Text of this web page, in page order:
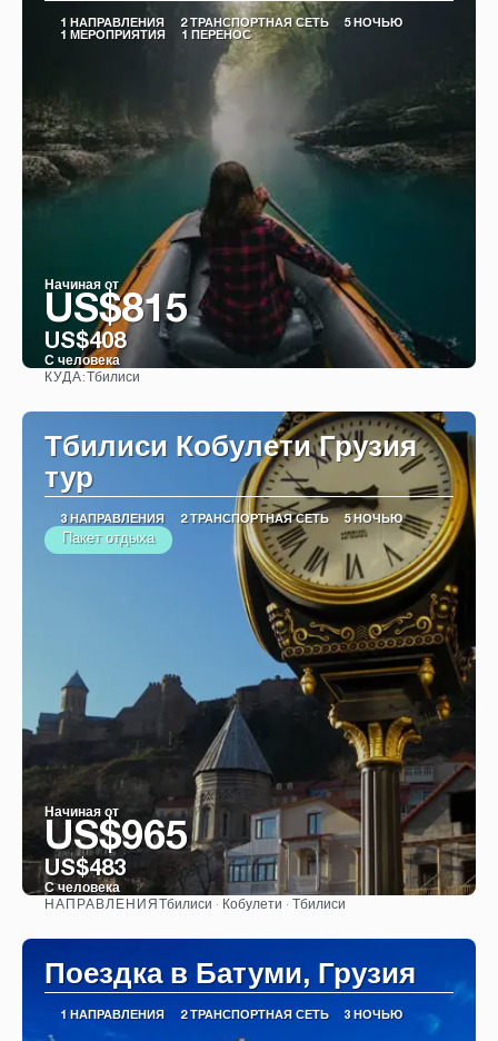
1 НАПРАВЛЕНИЯ 2 ТРАНСПОРТНАЯ СЕТЬ
5 НОЧЬЮ
1 МЕРОПРИЯТИЯ
1 ПЕРЕНОС
Начиная от
US$815
US$408
С человека
КУДА: Тбилиси
Тбилиси Кобулети Грузия
тур
3 НАПРАВЛЕНИЯ 2 ТРАНСПОРТНАЯ СЕТЬ 5 НОЧЬЮ
Пакет отдыха
Начиная от
US$965
US$483
С человека
НАПРАВЛЕНИЯ Тбилиси · Кобулети · Тбилиси
Поездка в Батуми, Грузия
1 НАПРАВЛЕНИЯ 2 ТРАНСПОРТНАЯ СЕТЬ 3 НОЧЬЮ